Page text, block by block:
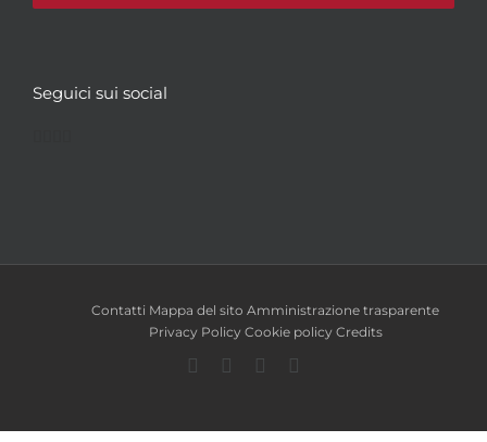
Seguici sui social
Contatti Mappa del sito Amministrazione trasparente
Privacy Policy Cookie policy Credits
Facebook
TwitterYouTube